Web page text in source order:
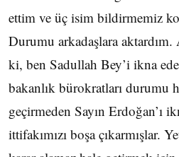
ettim ve üç isim bildirmemiz
Durumu arkadaşlara
ki, ben Sadullah Bey’i ikna
bakanlık bürokratları durumu
geçirmeden Sayın Erdoğan’ı
ittifakımızı boşa çıkarmışlar.